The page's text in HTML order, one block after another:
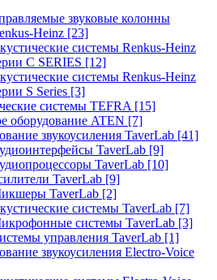
звуковые колонны
Heinz [23]
системы Renkus-Heinz
C SERIES [12]
системы Renkus-Heinz
S Series [3]
системы TEFRA [15]
оборудование ATEN [7]
звукоусиления TaverLab [41]
TaverLab [9]
TaverLab [10]
TaverLab [9]
TaverLab [2]
системы TaverLab [7]
системы TaverLab [3]
управления TaverLab [1]
звукоусиления Electro-Voice